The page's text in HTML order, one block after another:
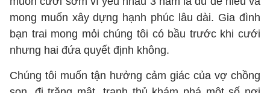
mong muốn xây dựng hạnh phúc lâu dài. Gia đình
bạn trai mong mỏi chúng tôi có bầu trước khi cưới
nhưng hai đứa quyết định không.
Chúng tôi muốn tận hưởng cảm giác của vợ chồng